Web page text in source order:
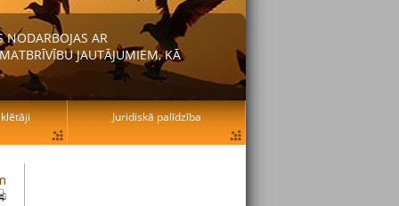
NODARBOJAS AR
JAUTĀJUMIEM, KĀ
Juridiskā palīdzība